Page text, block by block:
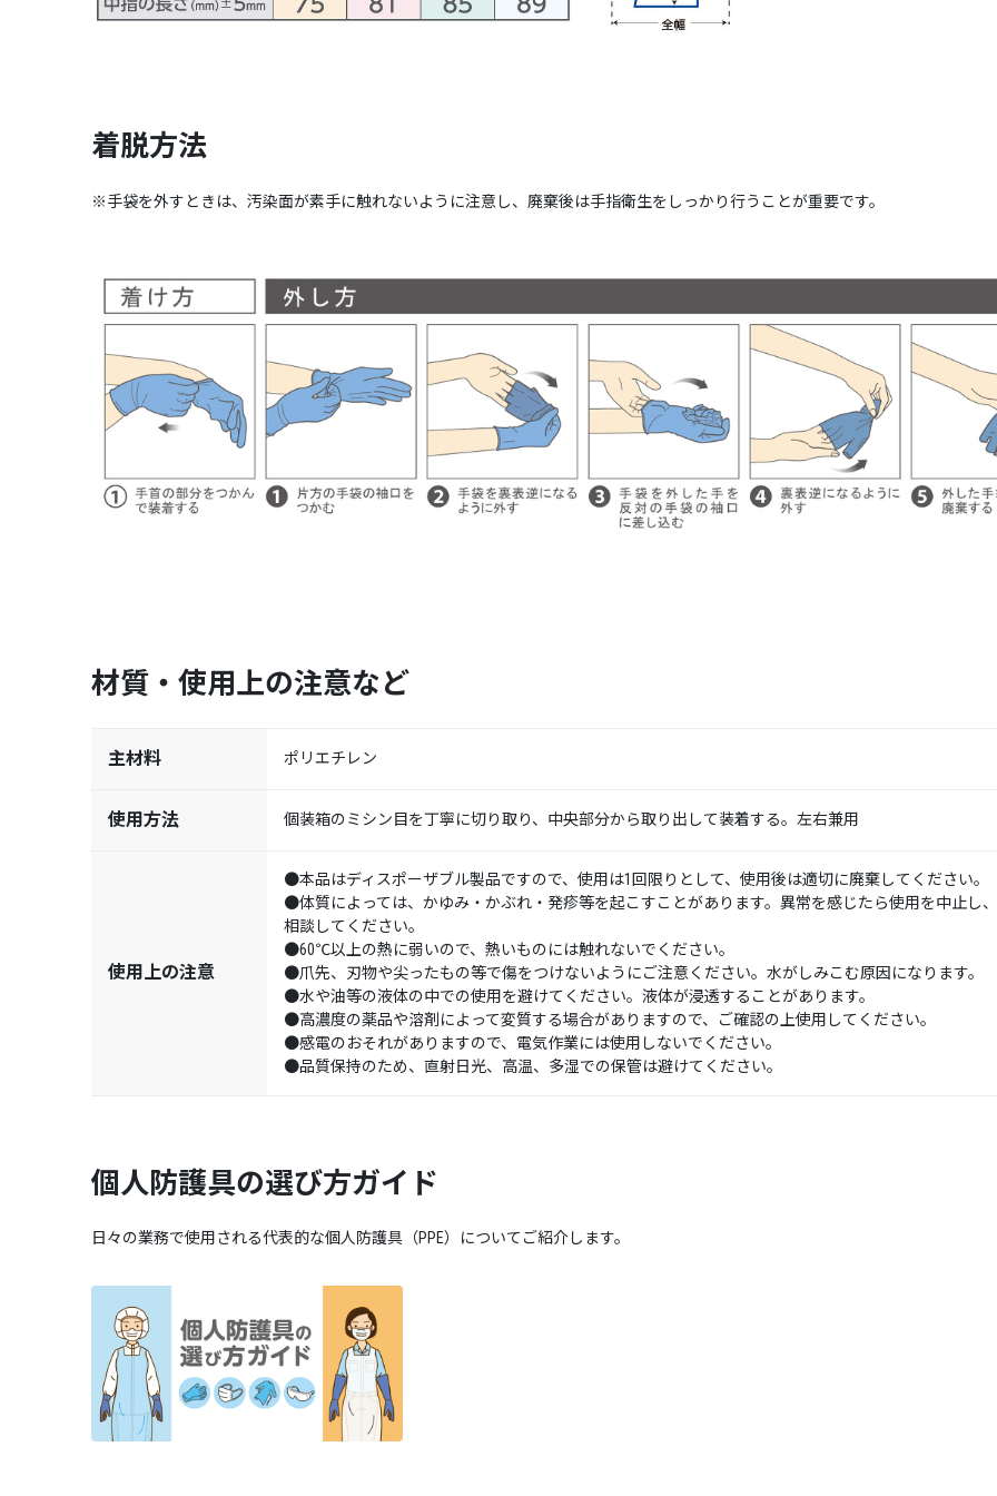
着脱方法
※手袋を外すときは、汚染面が素手に触れないように注意し、廃棄後は手指衛生をしっかり行うことが重要です。
材質・使用上の注意など
主材料 ポリエチレン
使用方法 個装箱のミシン目を丁寧に切り取り、中央部分から取り出して装着する。左右兼用
使用上の注意
●本品はディスポーザブル製品ですので、使用は1回限りとして、使用後は適切に廃棄してください。
●体質によっては、かゆみ・かぶれ・発疹等を起こすことがあります。異常を感じたら使用を中止し
相談してください。
●60℃以上の熱に弱いので、熱いものには触れないでください。
●爪先、刃物や尖ったもの等で傷をつけないようにご注意ください。水がしみこむ原因になります。
●水や油等の液体の中での使用を避けてください。液体が浸透することがあります。
●高濃度の薬品や溶剤によって変質する場合がありますので、ご確認の上使用してください。
●感電のおそれがありますので、電気作業には使用しないでください。
●品質保持のため、直射日光、高温、多湿での保管は避けてください。
個人防護具の選び方ガイド
日々の業務で使用される代表的な個人防護具（PPE）についてご紹介します。